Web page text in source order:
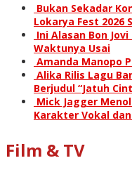
Bukan Sekadar
Lokarya Fest 2026
Ini Alasan Bon
Waktunya Usai
Amanda Manopo
Alika Rilis Lagu
Berjudul “Jatuh
Mick Jagger
Karakter Vokal
Film & TV